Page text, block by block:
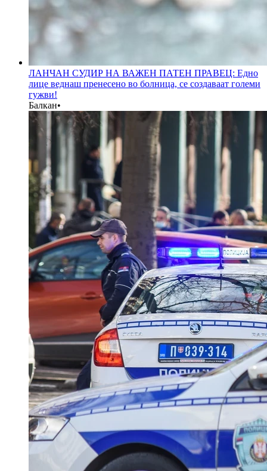
ЛАНЧАН СУДИР НА ВАЖЕН ПАТЕН ПРАВЕЦ: Едно
лице веднаш пренесено во болница, се создаваат големи
гужви!
Балкан•